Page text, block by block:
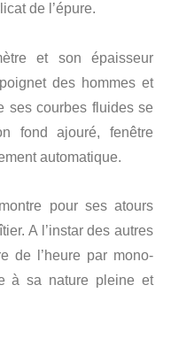
de l’épure.
et son épaisseur
des hommes et
ses courbes fluides se
fond ajouré, fenêtre
automatique.
pour ses atours
A l’instar des autres
de l’heure par mono-
à sa nature pleine et